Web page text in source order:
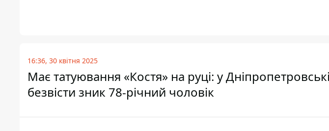
16:36, 30 квітня 2025
Має татуювання «Костя» на руці: у
безвісти зник 78-річний чоловік